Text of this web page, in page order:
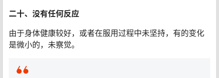
二十、没有任何反应
由于身体健康较好，或者在服用过程中未坚持，有的变化
是微小的，未察觉。